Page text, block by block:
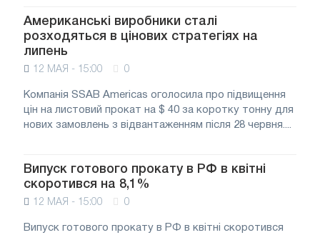
Американські виробники сталі
розходяться в цінових стратегіях на
липень
12 МАЯ - 15:00 0
Компанія SSAB Americas оголосила про підвищення
цін на листовий прокат на $ 40 за коротку тонну для
нових замовлень з відвантаженням після 28 червня....
Випуск готового прокату в РФ в квітні
скоротився на 8,1%
12 МАЯ - 15:00 0
Випуск готового прокату в РФ в квітні скоротився